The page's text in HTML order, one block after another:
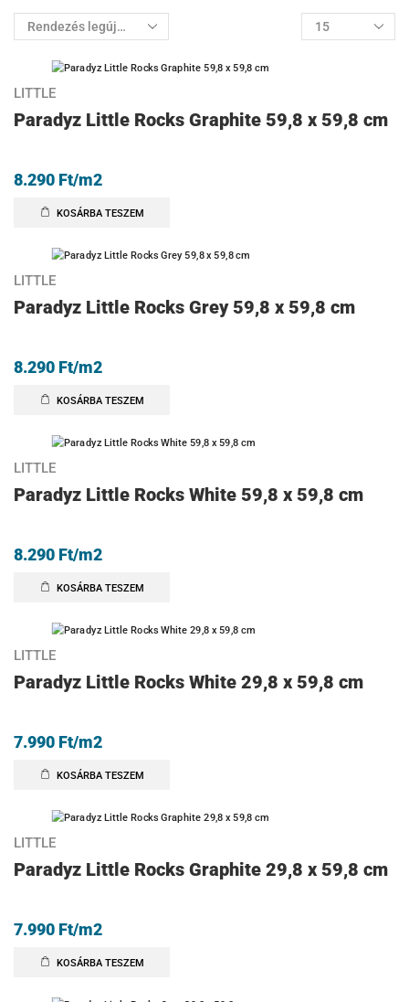
LITTLE
Paradyz Little Rocks Graphite 59,8 x 59,8 cm
8.290 Ft/m2
KOSÁRBA TESZEM
LITTLE
Paradyz Little Rocks Grey 59,8 x 59,8 cm
8.290 Ft/m2
KOSÁRBA TESZEM
LITTLE
Paradyz Little Rocks White 59,8 x 59,8 cm
8.290 Ft/m2
KOSÁRBA TESZEM
LITTLE
Paradyz Little Rocks White 29,8 x 59,8 cm
7.990 Ft/m2
KOSÁRBA TESZEM
LITTLE
Paradyz Little Rocks Graphite 29,8 x 59,8 cm
7.990 Ft/m2
KOSÁRBA TESZEM